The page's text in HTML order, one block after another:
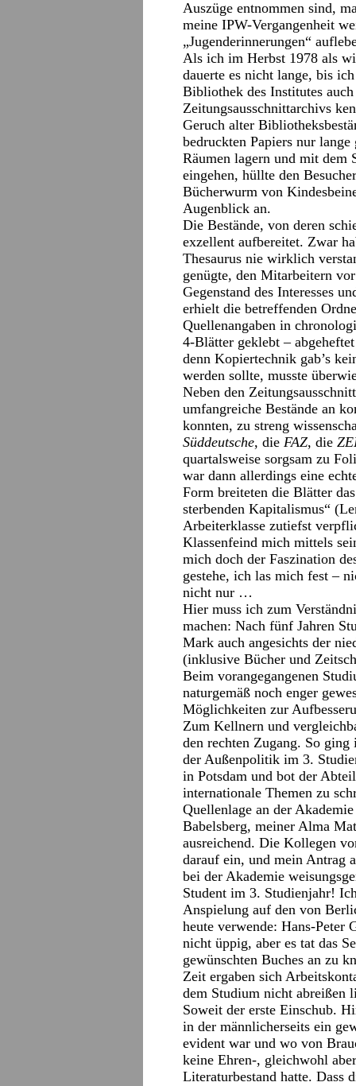
Auszüge entnommen sind,
meine IPW-Vergangenheit
„Jugenderinnerungen“
Als ich im Herbst 1978 als
dauerte es nicht lange, bis
Bibliothek des Institutes
Zeitungsausschnittarchivs
Geruch alter
bedruckten Papiers nur
Räumen lagern und mit dem
eingehen, hüllte den
Bücherwurm von
Augenblick an.
Die Bestände, von deren
exzellent aufbereitet. Zwar
Thesaurus nie wirklich
genügte, den Mitarbeitern
Gegenstand des Interesses
erhielt die betreffenden
Quellenangaben in
4-Blätter geklebt –
denn Kopiertechnik gab’s
werden sollte, musste
Neben den
umfangreiche Bestände an
konnten, zu streng
Süddeutsche, die FAZ, die
quartalsweise sorgsam zu
war dann allerdings eine
Form breiteten die Blätter
sterbenden Kapitalismus“
Arbeiterklasse zutiefst
Klassenfeind mich mittels
mich doch der Faszination
gestehe, ich las mich fest –
nicht nur …
Hier muss ich zum
machen: Nach fünf Jahren
Mark auch angesichts der
(inklusive Bücher und
Beim vorangegangenen
naturgemäß noch enger
Möglichkeiten zur
Zum Kellnern und
den rechten Zugang. So ging
der Außenpolitik im 3.
in Potsdam und bot der
internationale Themen zu
Quellenlage an der
Babelsberg, meiner Alma
ausreichend. Die Kollegen
darauf ein, und mein Antrag
bei der Akademie
Student im 3. Studienjahr!
Anspielung auf den von
heute verwende: Hans-Peter
nicht üppig, aber es tat das
gewünschten Buches an zu
Zeit ergaben sich
dem Studium nicht abreißen
Soweit der erste Einschub.
in der männlicherseits ein
evident war und wo von
keine Ehren-, gleichwohl
Literaturbestand hatte. Dass